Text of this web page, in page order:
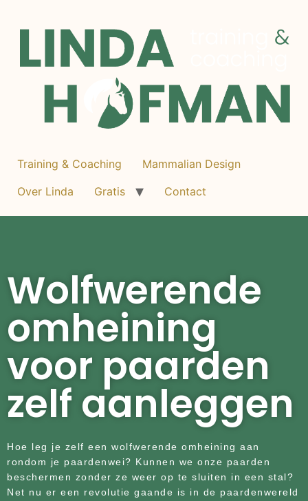
Training & Coaching
Mammalian Design
Over Linda
Gratis Contact
Wolfwerende
omheining
voor paarden
zelf aanleggen
Hoe leg je zelf een wolfwerende omheining aan
rondom je paardenwei? Kunnen we onze paarden
beschermen zonder ze weer op te sluiten in een stal?
Net nu er een revolutie gaande is in de paardenwereld